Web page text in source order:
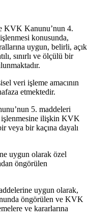
KVK Kanunu’nun 4.
konusunda,
uygun, belirli, açık
sınırlı ve ölçülü bir
veri işleme amacının
etmektedir.
5. maddeleri
ilişkin KVK
veya bir kaçına dayalı
uygun olarak özel
öngörülen
uygun olarak,
öngörülen ve KVK
ve kararlarına